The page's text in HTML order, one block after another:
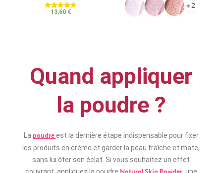
Note
13,60 €
sur 5
+ 2
Quand appliquer
la poudre ?
La poudre est la dernière étape indispensable pour fixer
les produits en crème et garder la peau fraîche et mate,
sans lui ôter son éclat. Si vous souhaitez un effet